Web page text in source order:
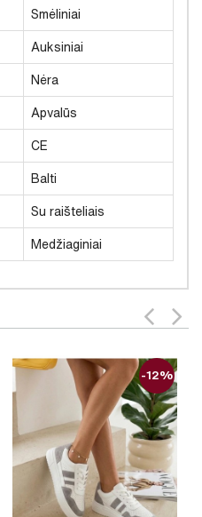
Smėliniai
Auksiniai
Nėra
Apvalūs
CE
Balti
Su raišteliais
Medžiaginiai
-12%